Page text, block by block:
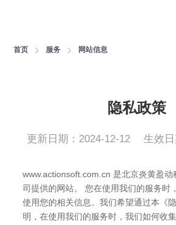
首页 服务 网站信息
隐私政策
更新日期：2024-12-12 生效
www.actionsoft.com.cn 是北京炎黄盈动
司提供的网站。 您在使用我们的服务时
使用您的相关信息。我们希望通过本《
明，在使用我们的服务时，我们如何收